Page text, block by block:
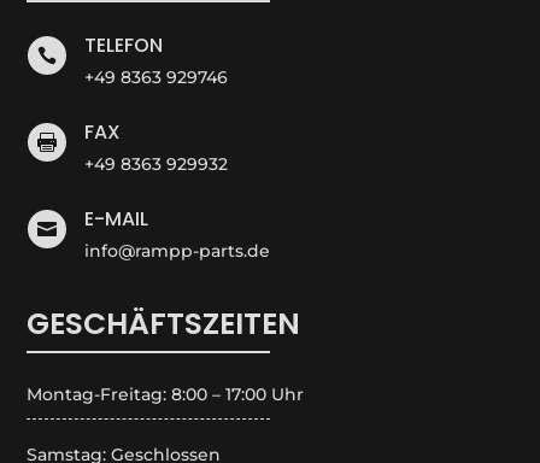
 TELEFON
+49 8363 929746
 FAX
+49 8363 929932
 E-MAIL
info@rampp-parts.de
GESCHÄFTSZEITEN
Montag-Freitag: 8:00 – 17:00 Uhr
Samstag: Geschlossen